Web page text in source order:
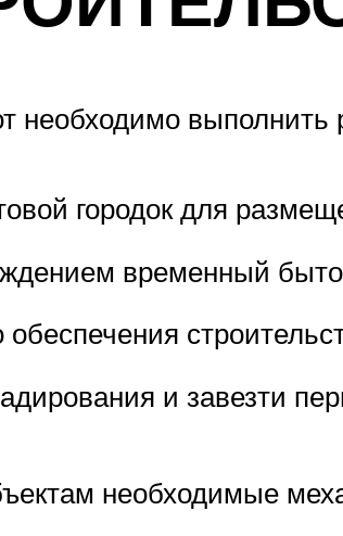
необходимо выполнить
городок для
временный
и завезти
необходимые